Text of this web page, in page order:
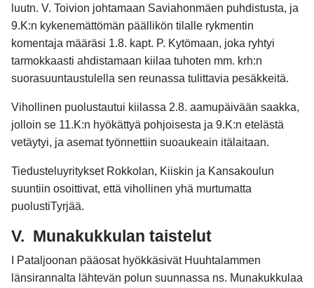
luutn. V. Toivion johtamaan Saviahonmäen puhdistusta, ja
9.K:n kykenemättömän päällikön tilalle rykmentin
komentaja määräsi 1.8. kapt. P. Kytömaan, joka ryhtyi
tarmokkaasti ahdistamaan kiilaa tuhoten mm. krh:n
suorasuuntaustulella sen reunassa tulittavia pesäkkeitä.
Vihollinen puolustautui kiilassa 2.8. aamupäivään saakka,
jolloin se 11.K:n hyökättyä pohjoisesta ja 9.K:n etelästä
vetäytyi, ja asemat työnnettiin suoaukeain itälaitaan.
Tiedusteluyritykset Rokkolan, Kiiskin ja Kansakoulun
suuntiin osoittivat, että vihollinen yhä murtumatta
puolustiTyrjää.
V. Munakukkulan taistelut
I Pataljoonan pääosat hyökkäsivät Huuhtalammen
länsirannalta lähtevän polun suunnassa ns. Munakukkulaa